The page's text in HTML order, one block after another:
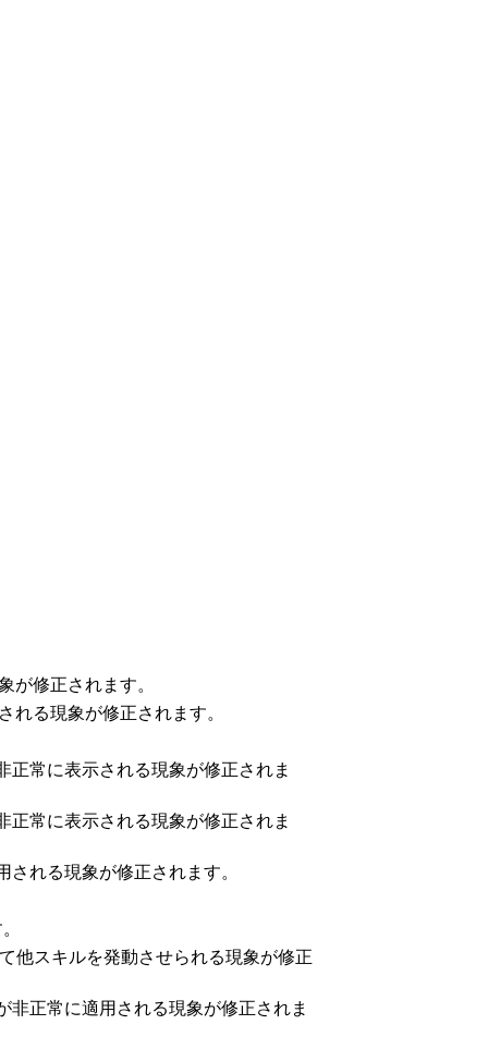
が修正されます。
れる現象が修正されます。
常に表示される現象が修正されま
常に表示される現象が修正されま
れる現象が修正されます。
他スキルを発動させられる現象が修正
正常に適用される現象が修正されま